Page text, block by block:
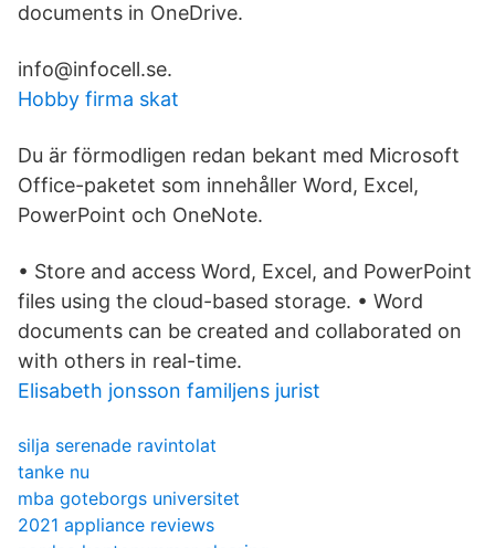
documents in OneDrive.
info@infocell.se.
Hobby firma skat
Du är förmodligen redan bekant med Microsoft
Office-paketet som innehåller Word, Excel,
PowerPoint och OneNote.
• Store and access Word, Excel, and PowerPoint
files using the cloud-based storage. • Word
documents can be created and collaborated on
with others in real-time.
Elisabeth jonsson familjens jurist
silja serenade ravintolat
tanke nu
mba goteborgs universitet
2021 appliance reviews